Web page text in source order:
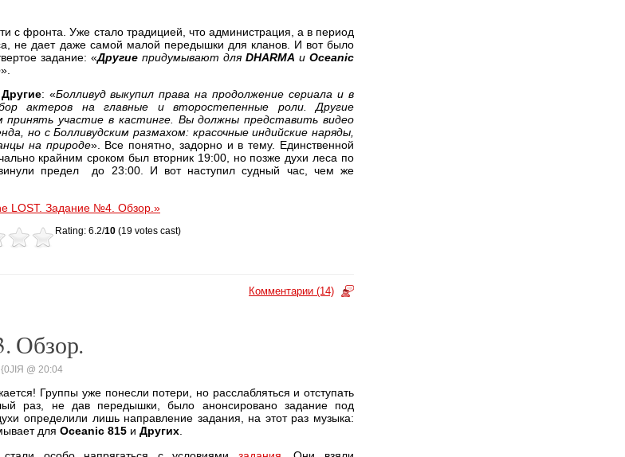
с фронта. Уже стало традицией, что администрация, а в период
не дает даже самой малой передышки для кланов. И вот было
задание: «Другие придумывают для DHARMA и Oceanic
».
Другие: «Болливуд выкупил права на продолжение сериала и в
актеров на главные и второстепенные роли. Другие
участие в кастинге. Вы должны представить видео
но с Болливудским размахом: красочные индийские наряды,
на природе». Все понятно, задорно и в тему. Единственной
крайним сроком был вторник 19:00, но позже духи леса по
предел до 23:00. И вот наступил судный час, чем же
LOST. Задание №4. Обзор.»
Rating: 6.2/10 (19 votes cast)
Комментарии (14)
Обзор.
|{0JIЯ @ 20:04
Группы уже понесли потери, но расслабляться и отступать
раз, не дав передышки, было анонсировано задание под
определили лишь направление задания, на этот раз музыка:
для Oceanic 815 и Других.